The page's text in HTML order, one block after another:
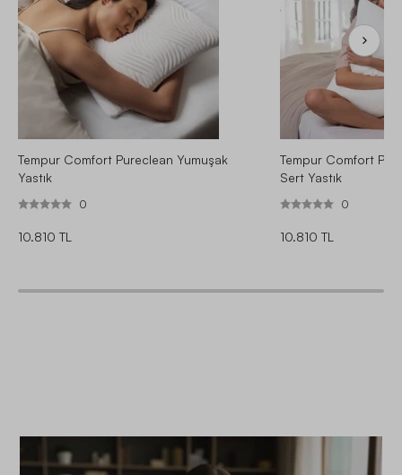
Tempur Comfort Pureclean Yumuşak
Yastık
0
10.810 TL
Tempur Comfort
Sert Yastık
0
10.810 TL